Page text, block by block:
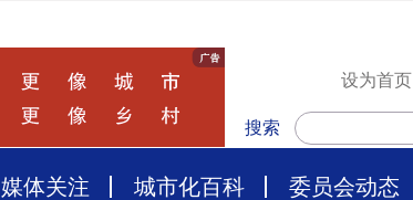
设为首页
搜索
媒体关注 城市化百科 委员会动态